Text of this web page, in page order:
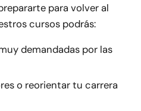
para volver al
cursos podrás:
demandadas por las
o reorientar tu carrera